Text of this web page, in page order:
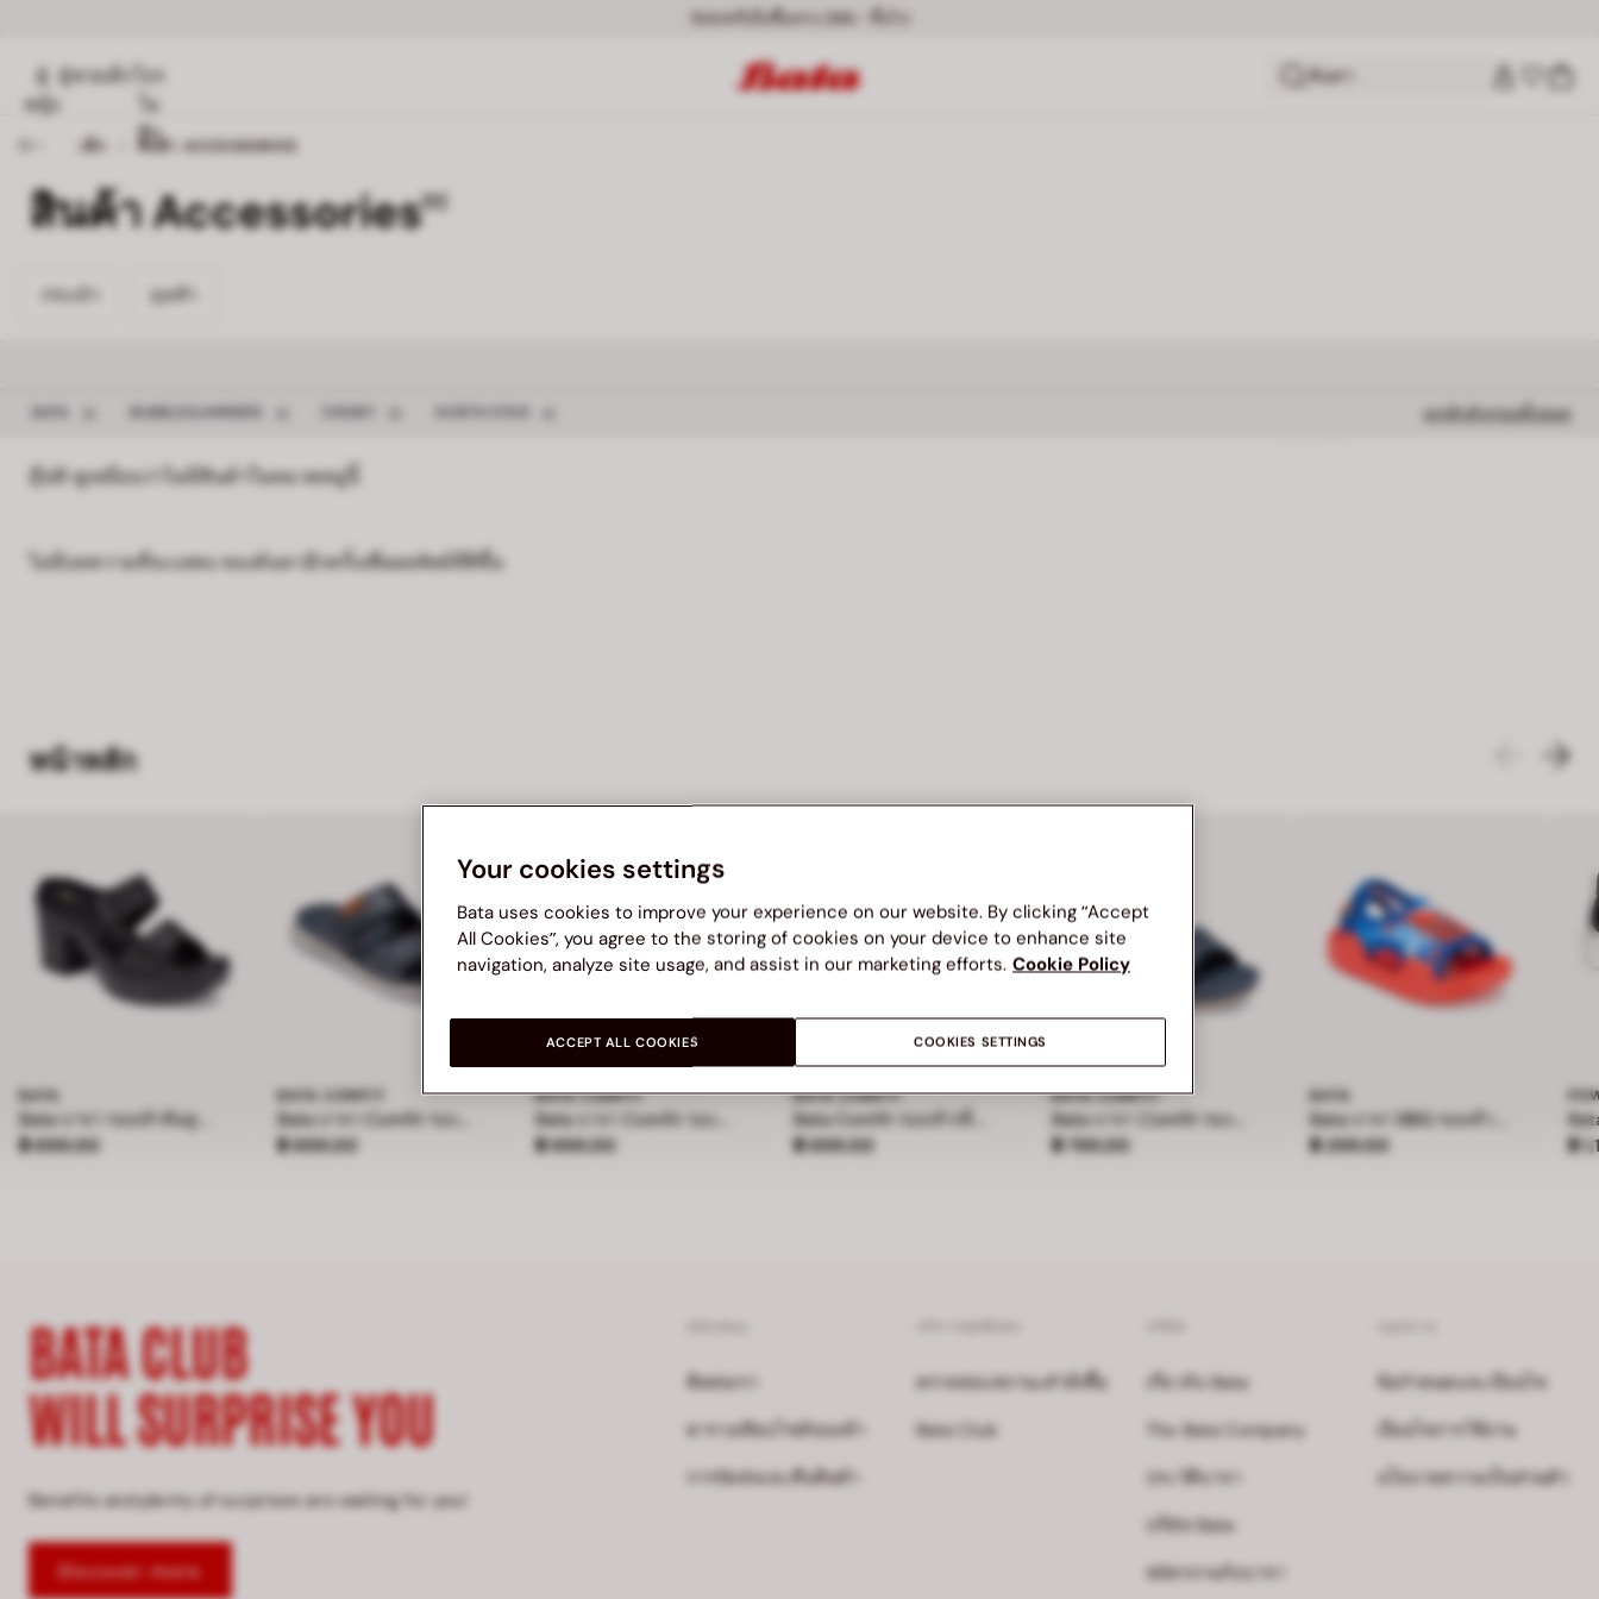
จัดส่งฟรีเมื่อซื้อครบ 399.- ขึ้นไป
หญิง
ผู้ชายเด็ก
โม
ชั่น
ค้นหา
สินค้า ACCESSORIES
สินค้า Accessories[0]
กระเป๋า
กระเป๋า 0 ถุงเท้า
ถุงเท้า 0
ลบตัวกรอง BATABUBBLEGUMMERS ลบตัวกรอง BUBBLEGUMMERS
DISNEY ลบตัวกรอง DISNEY ลบตัวกรอง NORTH STAR ยกเลิกตัวกรองทั้งหมด
อุ๊ปส์! ดูเหมือนว่าไม่มีสินค้าในหมวดหมู่นี้
ไม่มีบทความที่จะแสดง ลองค้นหาอีกครั้งเพื่อผลลัพธ์ที่ดีขึ้น
หน้าหลัก
BATA
Bata บาจา รองเท้าส้นสูง แบบสวม สูง 4 นิ้ว สำหรับผู้หญิง รุ่น BELLE
ราคา ฿ 899.00
฿ 899.00
BATA COMFIT
ราคา ฿ 899.00
฿ 899.00
BATA COMFIT
ราคา ฿ 899.00
฿ 899.00
BATA COMFIT
ราคา ฿ 899.00
฿ 899.00
BATA COMFIT
ราคา ฿ 799.00
฿ 799.00
BATA
ราคา ฿ 299.00
฿ 299.00 รา
฿
BATA CLUB
WILL SURPRISE YOU
Benefits and plenty of surprises are waiting for you!
Discover more
ติดต่อเรา
ตารางเทียบไซส์รองเท้า
การจัดส่งและคืนสินค้า
ตรวจสอบสถานะคำสั่งซื้อ
Bata Club
เกี่ยวกับ Bata
The Bata Company
ประวัติบาจา
บริษัท Bata
สมัครงานกับบาจา
ข้อกำหนดและเงื่อนไข
เงื่อนไขการใช้งาน
นโยบายความเป็นส่วนตัว
Your cookies settings
Bata uses cookies to improve your experience on our website. By clicking “Accept
All Cookies”, you agree to the storing of cookies on your device to enhance site
navigation, analyze site usage, and assist in our marketing efforts. Cookie Policy
COOKIES SETTINGS
ACCEPT ALL COOKIES